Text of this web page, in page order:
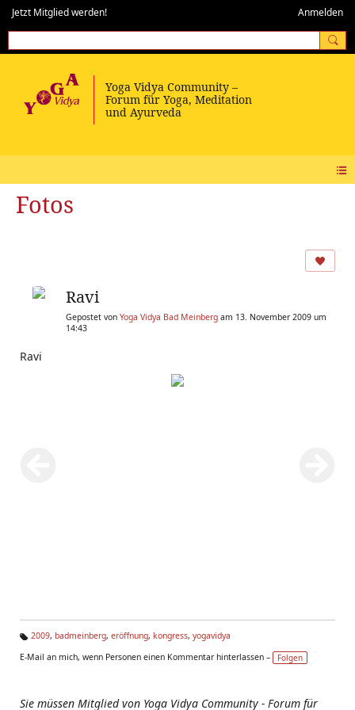
Jetzt Mitglied werden! Anmelden
Fotos
Ravi
Gepostet von Yoga Vidya Bad Meinberg am 13. November 2009 um
14:43
Ravi
g
2009, badmeinberg, eröffnung, kongress, yogavidya
E-Mail an mich, wenn Personen einen Kommentar hinterlassen –
Folgen
Sie müssen Mitglied von Yoga Vidya Community - Forum für